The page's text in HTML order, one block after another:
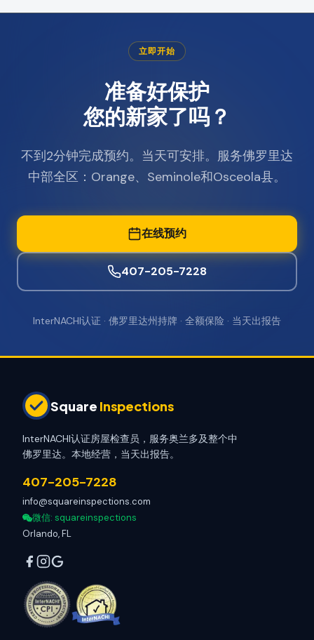
立即开始
准备好保护
您的新家了吗？
不到2分钟完成预约。当天可安排。服务佛罗里达
中部全区：Orange、Seminole和Osceola县。
在线预约
407-205-7228
InterNACHI认证 · 佛罗里达州持牌 · 全额保险 · 当天出报告
Square Inspections
InterNACHI认证房屋检查员，服务奥兰多及整个中
佛罗里达。本地经营，当天出报告。
407-205-7228
info@squareinspections.com
微信: squareinspections
Orlando, FL